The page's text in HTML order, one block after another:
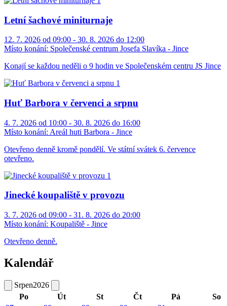
Letní šachové miniturnaje
12. 7. 2026 od 09:00 - 30. 8. 2026 do 12:00
Místo konání: Společenské centrum Josefa Slavíka - Jince
Konají se každou neděli o 9 hodin ve Společenském centru JS Jince
Huť Barbora v červenci a srpnu
4. 7. 2026 od 10:00 - 30. 8. 2026 do 16:00
Místo konání: Areál huti Barbora - Jince
Otevřeno denně kromě pondělí. Ve státní svátek 6. července
otevřeno.
Jinecké koupaliště v provozu
3. 7. 2026 od 09:00 - 31. 8. 2026 do 20:00
Místo konání: Koupaliště - Jince
Otevřeno denně.
Kalendář
Srpen2026
Po
Út St Čt Pá
So